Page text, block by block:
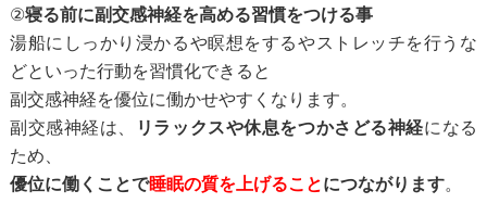
②寝る前に副交感神経を高める習慣をつける事
湯船にしっかり浸かるや瞑想をするやストレッチを行うな
どといった行動を習慣化できると
副交感神経を優位に働かせやすくなります。
副交感神経は、
リラックスや休息をつかさどる神経になる
ため、
優位に働くことで睡眠の質を上げることにつながります。